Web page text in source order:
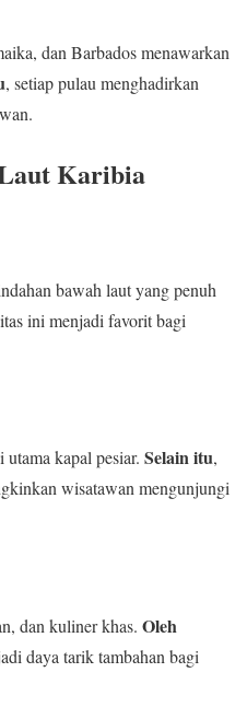
dan Barbados menawarkan
, setiap pulau menghadirkan
Karibia
bawah laut yang penuh
ini menjadi favorit bagi
kapal pesiar. Selain itu,
wisatawan mengunjungi
dan kuliner khas. Oleh
daya tarik tambahan bagi